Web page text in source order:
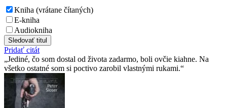
Kniha (vrátane čítaných)
E-kniha
Audiokniha
Sledovať titul
Pridať citát
Jediné, čo som dostal od života zadarmo, boli ovčie kiahne. Na
všetko ostatné som si poctivo zarobil vlastnými rukami.